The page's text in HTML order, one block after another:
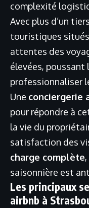
complexité
Avec plus d’un
touristiques
attentes des
élevées, poussant
professionnaliser
Une conciergerie
pour répondre à
la vie du
satisfaction des
charge complète
saisonnière est
Les principaux
airbnb à